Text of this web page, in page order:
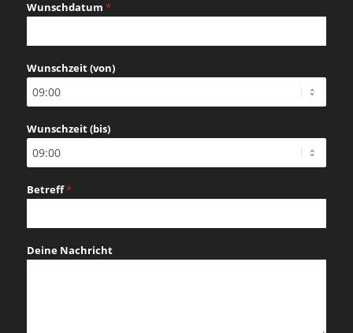
Wunschdatum *
TT
Schrägstrich
Wunschzeit (von)
Wunschzeit (bis)
Betreff*
Deine Nachricht